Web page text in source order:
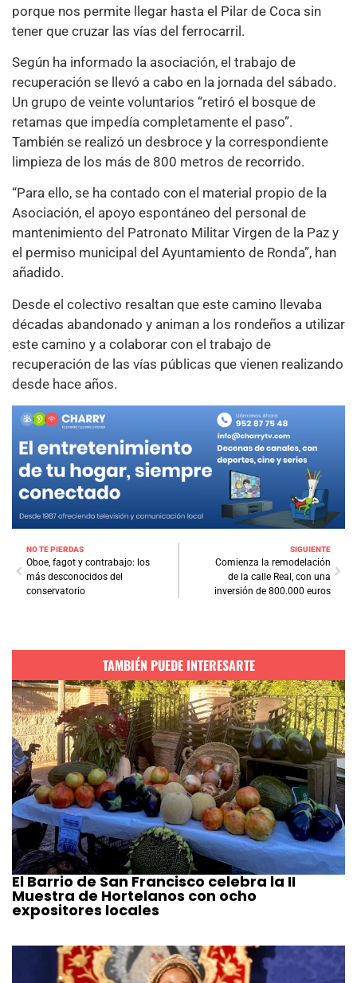
porque nos permite llegar hasta el Pilar de Coca sin
tener que cruzar las vías del ferrocarril.
Según ha informado la asociación, el trabajo de
recuperación se llevó a cabo en la jornada del sábado.
Un grupo de veinte voluntarios “retiró el bosque de
retamas que impedía completamente el paso”.
También se realizó un desbroce y la correspondiente
limpieza de los más de 800 metros de recorrido.
“Para ello, se ha contado con el material propio de la
Asociación, el apoyo espontáneo del personal de
mantenimiento del Patronato Militar Virgen de la Paz y
el permiso municipal del Ayuntamiento de Ronda”, han
añadido.
Desde el colectivo resaltan que este camino llevaba
décadas abandonado y animan a los rondeños a utilizar
este camino y a colaborar con el trabajo de
recuperación de las vías públicas que vienen realizando
desde hace años.
NO TE PIERDAS
Oboe, fagot y contrabajo: los
más desconocidos del
conservatorio
SIGUIENTE
Comienza la remodelación
de la calle Real, con una
inversión de 800.000 euros
TAMBIÉN PUEDE INTERESARTE
El Barrio de San Francisco celebra la II
Muestra de Hortelanos con ocho
expositores locales